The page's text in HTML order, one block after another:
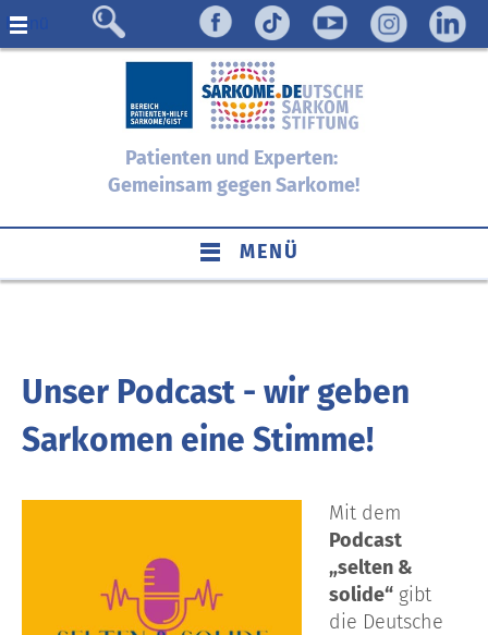
Menü
Patienten und Experten:
Gemeinsam gegen Sarkome!
MENÜ
Unser Podcast - wir geben
Sarkomen eine Stimme!
Mit dem
Podcast
„selten &
solide“ gibt
die Deutsche